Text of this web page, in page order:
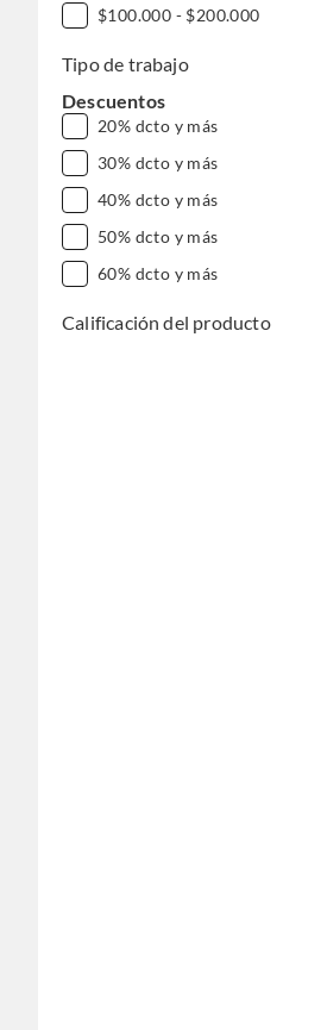
$100.000 - $200.000
Tipo de trabajo
Descuentos
20% dcto y más
30% dcto y más
40% dcto y más
50% dcto y más
60% dcto y más
Calificación del producto